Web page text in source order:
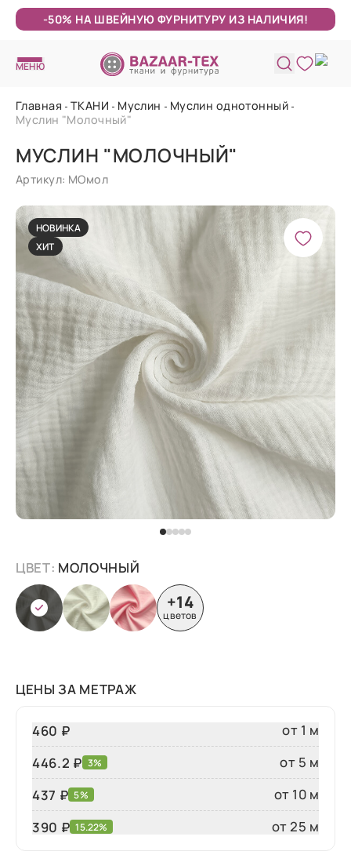
-50% НА ШВЕЙНУЮ ФУРНИТУРУ ИЗ НАЛИЧИЯ!
МЕНЮ
Главная ТКАНИ Муслин
Муслин однотонный
Муслин "Молочный"
МУСЛИН "МОЛОЧНЫЙ"
Артикул: МОмол
НОВИНКА
ХИТ
ЦВЕТ: МОЛОЧНЫЙ
+14
цветов
ЦЕНЫ ЗА МЕТРАЖ
460 ₽
от 1 м
446.2 ₽ 3%
от 5 м
437 ₽ 5%
от 10 м
390 ₽ 15.22% от 25 м